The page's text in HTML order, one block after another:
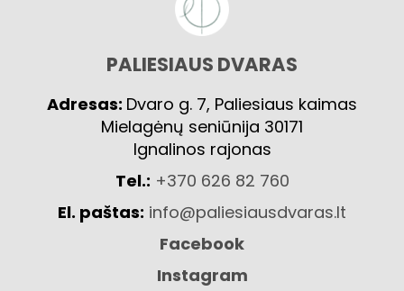
PALIESIAUS DVARAS
Adresas: Dvaro g. 7, Paliesiaus kaimas
Mielagėnų seniūnija 30171
Ignalinos rajonas
Tel.: +370 626 82 760
El. paštas: info@paliesiausdvaras.lt
Facebook
Instagram